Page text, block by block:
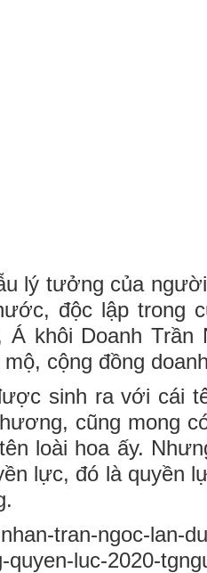
lý tưởng của
độc lập trong
khôi Doanh Trần
cộng đồng
sinh ra với cái
cũng mong
loài hoa ấy.
lực, đó là quyền